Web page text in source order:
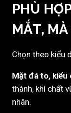
PHÙ
MẮT,
Chọn theo kiểu
Mặt đá to, kiểu
thành, khí chất
nhân.